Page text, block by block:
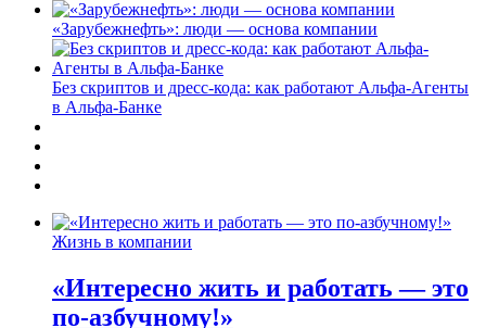
«Зарубежнефть»: люди — основа компании
Без скриптов и дресс-кода: как работают Альфа-Агенты
в Альфа-Банке
Жизнь в компании
«Интересно жить и работать — это
по-азбучному!»